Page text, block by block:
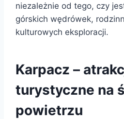
niezależnie od tego, czy
górskich wędrówek,
kulturowych eksploracji.
Karpacz –
turystyczne na
powietrzu